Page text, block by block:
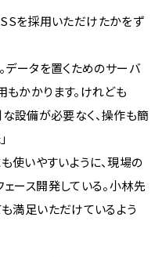
を採用いただけたかをず
データを置くためのサーバ
かかります。けれども
設備が必要なく、操作も簡
使いやすいように、現場の
ース開発している。小林先
満足いただけているよう